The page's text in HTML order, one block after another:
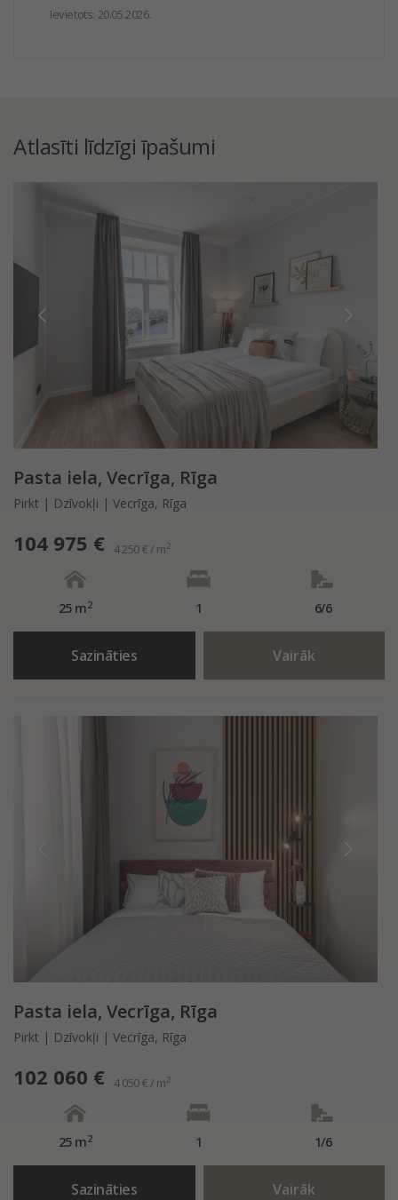
Ievietots: 20.05.2026.
Atlasīti līdzīgi īpašumi
Pasta iela, Vecrīga, Rīga
Pirkt | Dzīvokļi | Vecrīga, Rīga
104 975 € 4 250 € / m2
25 m2 1 6/6
Sazināties Vairāk
Pasta iela, Vecrīga, Rīga
Pirkt | Dzīvokļi | Vecrīga, Rīga
102 060 € 4 050 € / m2
25 m2 1 1/6
Sazināties Vairāk